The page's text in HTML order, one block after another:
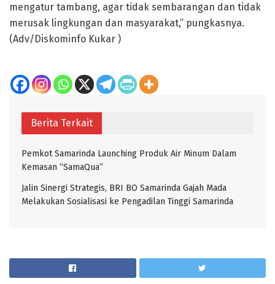
mengatur tambang, agar tidak sembarangan dan tidak
merusak lingkungan dan masyarakat,” pungkasnya.
(Adv/Diskominfo Kukar )
Berita Terkait
Pemkot Samarinda Launching Produk Air Minum Dalam
Kemasan “SamaQua”
Jalin Sinergi Strategis, BRI BO Samarinda Gajah Mada
Melakukan Sosialisasi ke Pengadilan Tinggi Samarinda